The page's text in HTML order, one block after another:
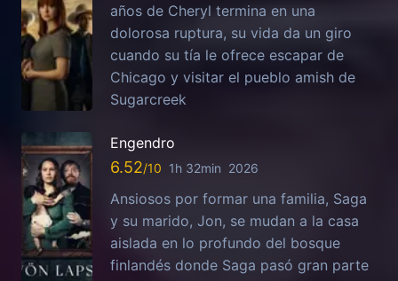
años de Cheryl termina en una
dolorosa ruptura, su vida da un giro
cuando su tía le ofrece escapar de
Chicago y visitar el pueblo amish de
Sugarcreek
Engendro
6.52 1h 32min 2026
Ansiosos por formar una familia, Saga
y su marido, Jon, se mudan a la casa
aislada en lo profundo del bosque
finlandés donde Saga pasó gran parte